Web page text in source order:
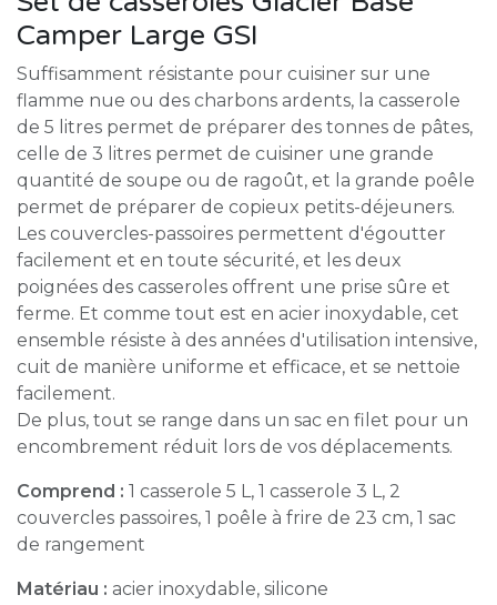
Camper Large GSI
Suffisamment résistante pour cuisiner sur une
flamme nue ou des charbons ardents, la casserole
de 5 litres permet de préparer des tonnes de pâtes,
celle de 3 litres permet de cuisiner une grande
quantité de soupe ou de ragoût, et la grande poêle
permet de préparer de copieux petits-déjeuners.
Les couvercles-passoires permettent d'égoutter
facilement et en toute sécurité, et les deux
poignées des casseroles offrent une prise sûre et
ferme. Et comme tout est en acier inoxydable, cet
ensemble résiste à des années d'utilisation intensive,
cuit de manière uniforme et efficace, et se nettoie
facilement.
De plus, tout se range dans un sac en filet pour un
encombrement réduit lors de vos déplacements.
Comprend : 1 casserole 5 L, 1 casserole 3 L, 2
couvercles passoires, 1 poêle à frire de 23 cm, 1 sac
de rangement
Matériau : acier inoxydable, silicone